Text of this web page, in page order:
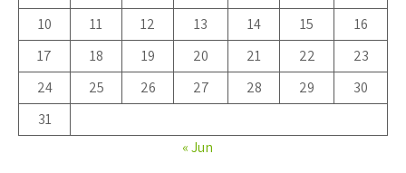
10
11 12 13 14 15
16
17
18 19 20 21 22
23
24
25 26 27 28 29
30
31
« Jun